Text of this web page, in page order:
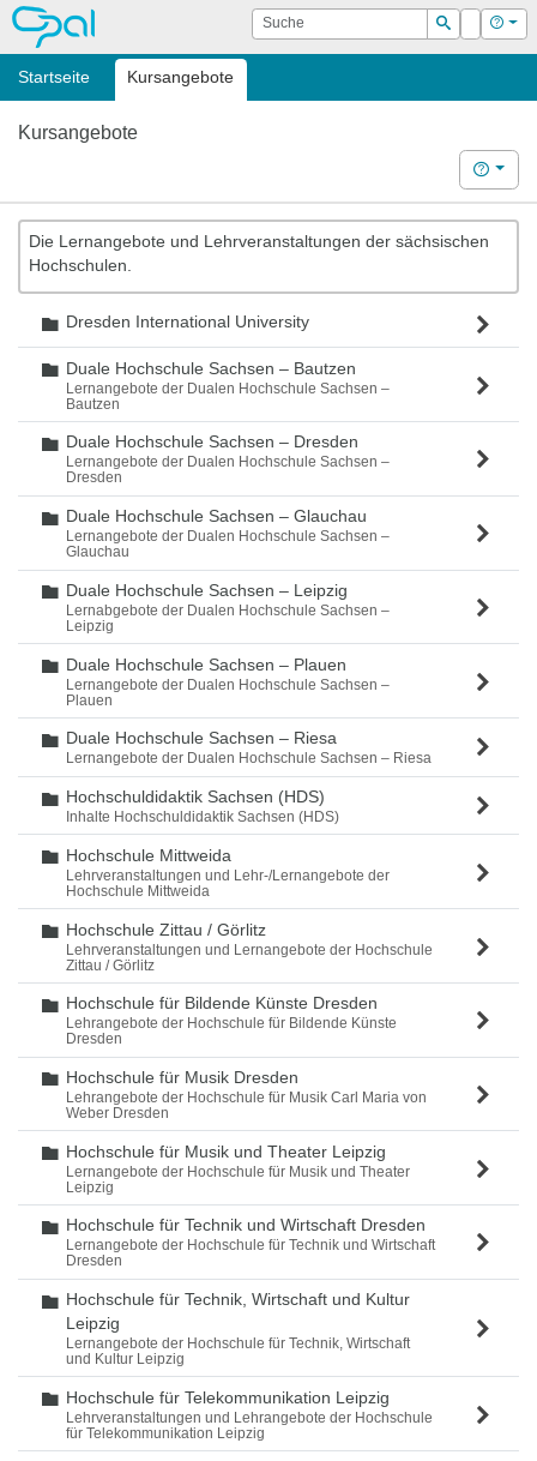
OPAL Suche
Suchen
Login Hilfe
Startseite Kursangebote
Kursangebote
Hilfe
Die Lernangebote und Lehrveranstaltungen der sächsischen
Hochschulen.
Ordner
Dresden International University
Ordner
Duale Hochschule Sachsen – Bautzen
Lernangebote der Dualen Hochschule Sachsen –
Bautzen
Ordner
Duale Hochschule Sachsen – Dresden
Lernangebote der Dualen Hochschule Sachsen –
Dresden
Ordner
Duale Hochschule Sachsen – Glauchau
Lernangebote der Dualen Hochschule Sachsen –
Glauchau
Ordner
Duale Hochschule Sachsen – Leipzig
Lernabgebote der Dualen Hochschule Sachsen –
Leipzig
Ordner
Duale Hochschule Sachsen – Plauen
Lernangebote der Dualen Hochschule Sachsen –
Plauen
Ordner
Duale Hochschule Sachsen – Riesa
Lernangebote der Dualen Hochschule Sachsen – Riesa
Ordner
Hochschuldidaktik Sachsen (HDS)
Inhalte Hochschuldidaktik Sachsen (HDS)
Ordner
Hochschule Mittweida
Lehrveranstaltungen und Lehr-/Lernangebote der
Hochschule Mittweida
Ordner
Hochschule Zittau / Görlitz
Lehrveranstaltungen und Lernangebote der Hochschule
Zittau / Görlitz
Ordner
Hochschule für Bildende Künste Dresden
Lehrangebote der Hochschule für Bildende Künste
Dresden
Ordner
Hochschule für Musik Dresden
Lehrangebote der Hochschule für Musik Carl Maria von
Weber Dresden
Ordner
Hochschule für Musik und Theater Leipzig
Lernangebote der Hochschule für Musik und Theater
Leipzig
Ordner
Hochschule für Technik und Wirtschaft Dresden
Lernangebote der Hochschule für Technik und Wirtschaft
Dresden
Ordner
Hochschule für Technik, Wirtschaft und Kultur
Leipzig
Lernangebote der Hochschule für Technik, Wirtschaft
und Kultur Leipzig
Ordner
Hochschule für Telekommunikation Leipzig
Lehrveranstaltungen und Lehrangebote der Hochschule
für Telekommunikation Leipzig